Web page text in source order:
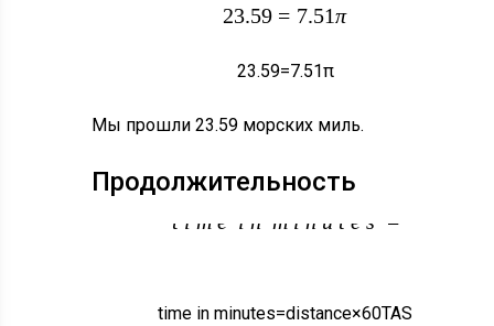
23.59 = 7.51π
23.59=7.51π
Мы прошли 23.59 морских миль.
Продолжительность
t ime in m in u tes =
distAnc E
time in minutes=distance×60TAS